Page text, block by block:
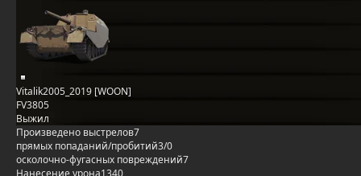
Vitalik2005_2019 [WOON]
FV3805
Выжил
Произведено выстрелов7
прямых попаданий/пробитий3/0
осколочно-фугасных повреждений7
Нанесение урона1340